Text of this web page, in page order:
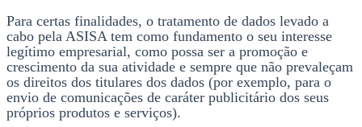
Para certas finalidades, o tratamento de dados levado a
cabo pela ASISA tem como fundamento o seu interesse
legítimo empresarial, como possa ser a promoção e
crescimento da sua atividade e sempre que não prevaleçam
os direitos dos titulares dos dados (por exemplo, para o
envio de comunicações de caráter publicitário dos seus
próprios produtos e serviços).